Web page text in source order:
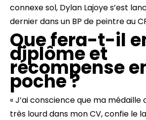
connexe sol, Dylan Lajoye s’est
dernier dans un BP de peintre au
Que fera-t-il
diplôme et
récompense
poche ?
« J’ai conscience que ma médaille
très lourd dans mon CV, confie le